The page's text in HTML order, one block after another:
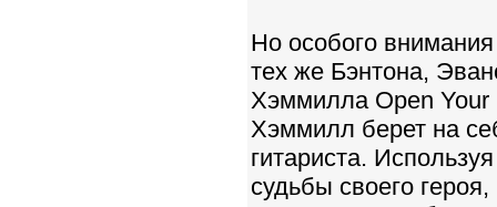
Но особого
тех же Бэнтона,
Хэммилла Open Your
Хэммилл берет на
гитариста.
судьбы своего